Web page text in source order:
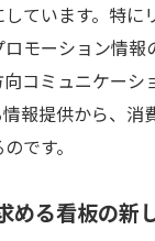
ンツによる視覚
い素材選びのト
える東京都内の
学ぶ看板戦略のヒ
看板で実現したブ
ています。特に
モーション情報
コミュニケーシ
報提供から、消
です。
める看板の新